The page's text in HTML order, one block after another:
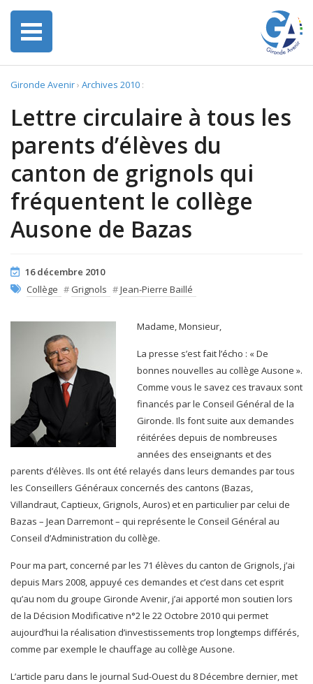
Gironde Avenir› Archives 2010 :
Lettre circulaire à tous les
parents d’élèves du
canton de grignols qui
fréquentent le collège
Ausone de Bazas
16 décembre 2010
Collège # Grignols #Jean-Pierre Baillé
Madame, Monsieur,
La presse s’est fait l’écho : « De
bonnes nouvelles au collège Ausone ».
Comme vous le savez ces travaux sont
financés par le Conseil Général de la
Gironde. Ils font suite aux demandes
réitérées depuis de nombreuses
années des enseignants et des
parents d’élèves. Ils ont été relayés dans leurs demandes par tous
les Conseillers Généraux concernés des cantons (Bazas,
Villandraut, Captieux, Grignols, Auros) et en particulier par celui de
Bazas – Jean Darremont – qui représente le Conseil Général au
Conseil d’Administration du collège.
Pour ma part, concerné par les 71 élèves du canton de Grignols, j’ai
depuis Mars 2008, appuyé ces demandes et c’est dans cet esprit
qu’au nom du groupe Gironde Avenir, j’ai apporté mon soutien lors
de la Décision Modificative n°2 le 22 Octobre 2010 qui permet
aujourd’hui la réalisation d’investissements trop longtemps différés,
comme par exemple le chauffage au collège Ausone.
L’article paru dans le journal Sud-Ouest du 8 Décembre dernier, met